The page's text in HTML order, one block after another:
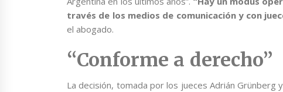
través de los medios de comunicación y con
el abogado.
“Conforme a derecho”
La decisión, tomada por los jueces Adrián Grünberg